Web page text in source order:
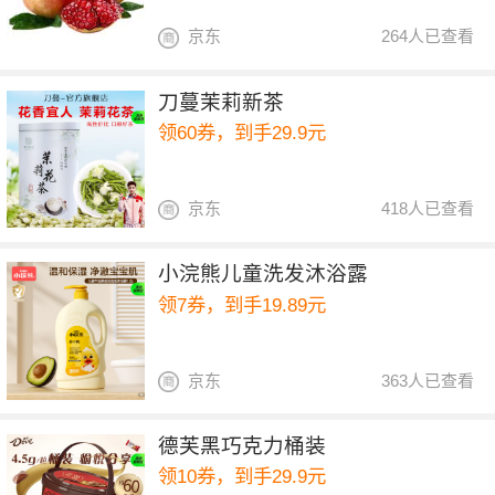
264人已查看
京东
刀蔓茉莉新茶
领60券，到手29.9元
418人已查看
京东
小浣熊儿童洗发沐浴露
领7券，到手19.89元
363人已查看
京东
德芙黑巧克力桶装
领10券，到手29.9元